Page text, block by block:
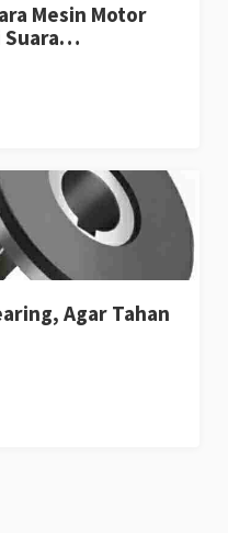
Mesin Motor
Suara…
Agar Tahan